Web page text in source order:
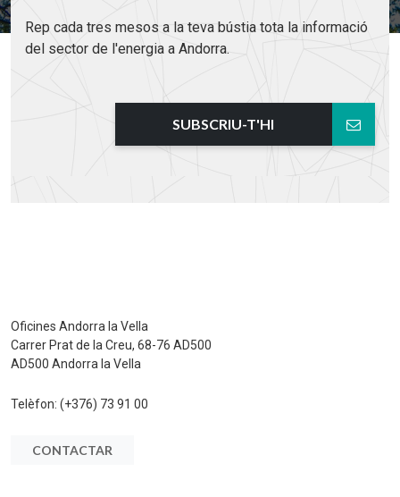
Rep cada tres mesos a la teva bústia tota la informació
del sector de l'energia a Andorra.
SUBSCRIU-T'HI
Oficines Andorra la Vella
Carrer Prat de la Creu, 68-76 AD500
AD500 Andorra la Vella
Telèfon: (+376) 73 91 00
CONTACTAR